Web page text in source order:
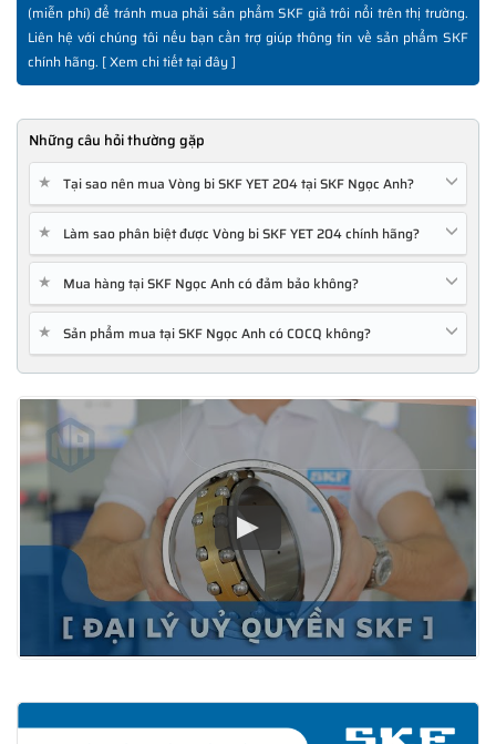
(miễn phí) để tránh mua phải sản phẩm SKF giả trôi nổi trên thị trường.
Liên hệ với chúng tôi nếu bạn cần trợ giúp thông tin về sản phẩm SKF
chính hãng. [Xem chi tiết tại đây]
Những câu hỏi thường gặp
★ Tại sao nên mua Vòng bi SKF YET 204 tại SKF Ngọc Anh?
★ Làm sao phân biệt được Vòng bi SKF YET 204 chính hãng?
★ Mua hàng tại SKF Ngọc Anh có đảm bảo không?
★ Sản phẩm mua tại SKF Ngọc Anh có COCQ không?